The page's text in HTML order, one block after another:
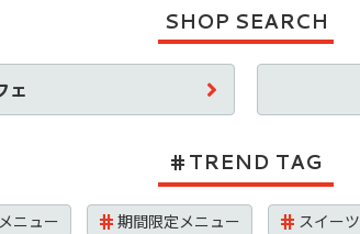
SHOP SEARCH
ェ
TREND TAG
ニュー 期間限定メニュー スイーツ